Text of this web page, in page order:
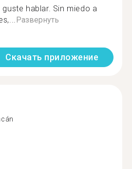
hablar. Sin miedo a
Развернуть
Скачать приложение